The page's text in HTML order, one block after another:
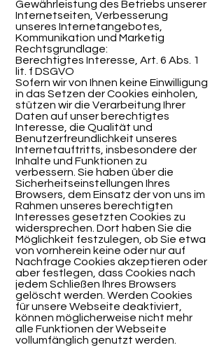
Gewährleistung des Betriebs unserer
Internetseiten, Verbesserung
unseres Internetangebotes,
Kommunikation und Marketig
Rechtsgrundlage:
Berechtigtes Interesse, Art. 6 Abs. 1
lit. f DSGVO
Sofern wir von Ihnen keine Einwilligung
in das Setzen der Cookies einholen,
stützen wir die Verarbeitung Ihrer
Daten auf unser berechtigtes
Interesse, die Qualität und
Benutzerfreundlichkeit unseres
Internetauftritts, insbesondere der
Inhalte und Funktionen zu
verbessern. Sie haben über die
Sicherheitseinstellungen Ihres
Browsers, dem Einsatz der von uns im
Rahmen unseres berechtigten
Interesses gesetzten Cookies zu
widersprechen. Dort haben Sie die
Möglichkeit festzulegen, ob Sie etwa
von vornherein keine oder nur auf
Nachfrage Cookies akzeptieren oder
aber festlegen, dass Cookies nach
jedem Schließen Ihres Browsers
gelöscht werden. Werden Cookies
für unsere Webseite deaktiviert,
können möglicherweise nicht mehr
alle Funktionen der Webseite
vollumfänglich genutzt werden.